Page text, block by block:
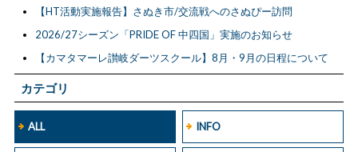
カテゴリ
ALL INFO
【HT活動実施報告】さぬき市/交流戦へのさぬぴー訪問
2026/27シーズン「PRIDE OF 中四国」実施のお知らせ
【カマタマーレ讃岐ダーツスクール】8月・9月の日程について